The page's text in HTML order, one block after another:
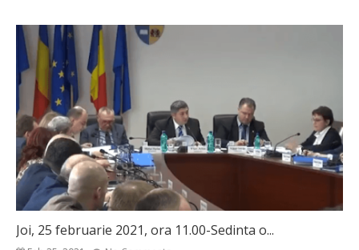
Joi, 25 februarie 2021, ora 11.00-Sedinta o...